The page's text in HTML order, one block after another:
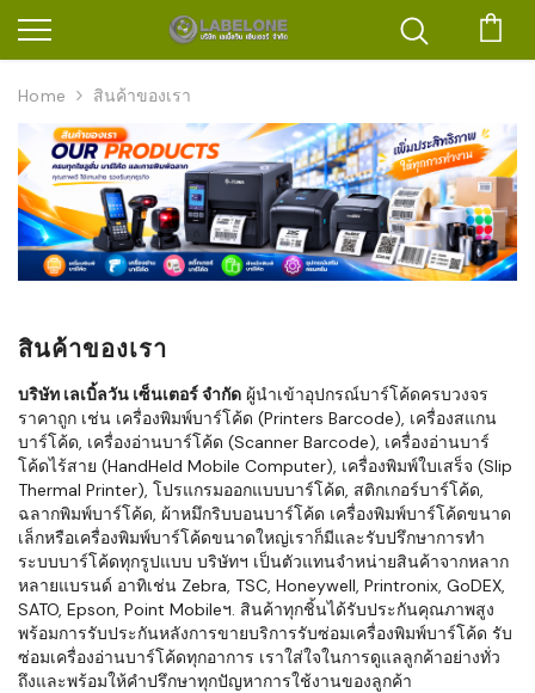
Home สินค้าของเรา
สินค้าของเรา
บริษัท เลเบิ้ลวัน เซ็นเตอร์ จำกัด ผู้นำเข้าอุปกรณ์บาร์โค้ดครบวงจร
ราคาถูก เช่น เครื่องพิมพ์บาร์โค้ด (Printers Barcode), เครื่องสแกน
บาร์โค้ด, เครื่องอ่านบาร์โค้ด (Scanner Barcode), เครื่องอ่านบาร์
โค้ดไร้สาย (HandHeld Mobile Computer), เครื่องพิมพ์ใบเสร็จ (Slip
Thermal Printer), โปรแกรมออกแบบบาร์โค้ด, สติกเกอร์บาร์โค้ด,
ฉลากพิมพ์บาร์โค้ด, ผ้าหมึกริบบอนบาร์โค้ด เครื่องพิมพ์บาร์โค้ดขนาด
เล็กหรือเครื่องพิมพ์บาร์โค้ดขนาดใหญ่เราก็มีและรับปรึกษาการทำ
ระบบบาร์โค้ดทุกรูปแบบ บริษัทฯ เป็นตัวแทนจำหน่ายสินค้าจากหลาก
หลายแบรนด์ อาทิเช่น Zebra, TSC, Honeywell, Printronix, GoDEX,
SATO, Epson, Point Mobileฯ. สินค้าทุกชิ้นได้รับประกันคุณภาพสูง
พร้อมการรับประกันหลังการขายบริการรับซ่อมเครื่องพิมพ์บาร์โค้ด รับ
ซ่อมเครื่องอ่านบาร์โค้ดทุกอาการ เราใส่ใจในการดูแลลูกค้าอย่างทั่ว
ถึงและพร้อมให้คำปรึกษาทุกปัญหาการใช้งานของลูกค้า